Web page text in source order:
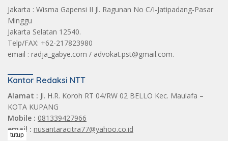
Jakarta : Wisma Gapensi II Jl. Ragunan No C/I-Jatipadang-Pasar
Minggu
Jakarta Selatan 12540.
Telp/FAX: +62-217823980
email : radja_gabye.com / advokat.pst@gmail.com.
Kantor Redaksi NTT
Alamat : Jl. H.R. Koroh RT 04/RW 02 BELLO Kec. Maulafa –
KOTA KUPANG
Mobile : 081339427966
email : nusantaracitra77@yahoo.co.id
tutup